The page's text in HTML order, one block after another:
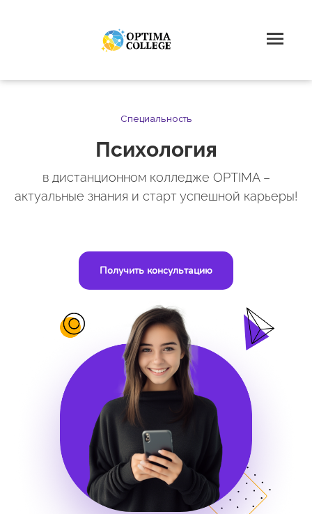
Специальность
Психология
в дистанционном колледже OPTIMA –
актуальные знания и старт успешной карьеры!
Получить консультацию